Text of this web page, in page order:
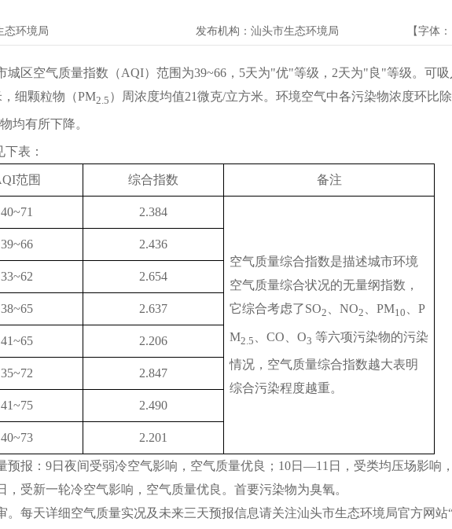
态环境局 发布机构： 汕头市生态环境局 【字体：
空气质量指数（AQI）范围为39~66，5天为"优"等级，2天为"良"等级。可吸
细颗粒物（PM2.5 ）周浓度均值21微克/立方米。环境空气中各污染物浓度环比除
均有所下降。
表：
范围 综合指数 备注
40~71 2.384
空气质量综合指数是描述城市环境
空气质量综合状况的无量纲指数，
它综合考虑了SO2 、NO2 、PM10 、P
M2.5 、CO、O3 等六项污染物的污染
情况，空气质量综合指数越大表明
综合污染程度越重。
39~66 2.436
33~62 2.654
38~65 2.637
41~65 2.206
35~72 2.847
41~75 2.490
40~73 2.201
报：9日夜间受弱冷空气影响，空气质量优良；10日—11日，受类均压场影响
受新一轮冷空气影响，空气质量优良。首要污染物为臭氧。
天详细空气质量实况及未来三天预报信息请关注汕头市生态环境局官方网站